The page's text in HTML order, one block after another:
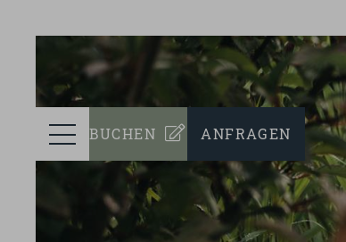
ZIMMER
WELLNESS
KULINARIK
BUCHEN ANFRAGEN